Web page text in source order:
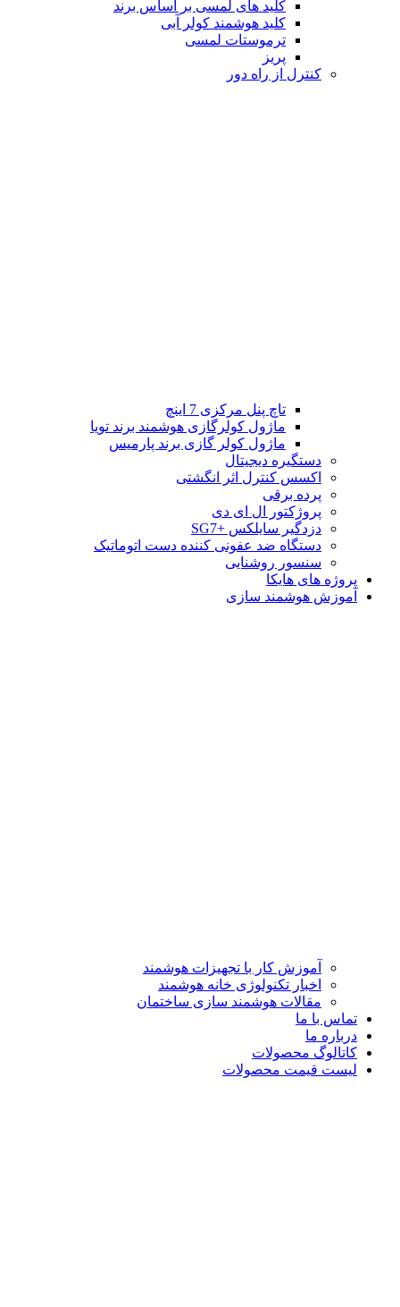
کلید های لمسی بر اساس برند
کلید هوشمند کولر آبی
ترموستات لمسی
پریز
کنترل از راه دور
تاچ پنل مرکزی 7 اینچ
ماژول کولرگازی هوشمند برند تویا
ماژول کولر گازی برند پارمیس
دستگیره دیجیتال
اکسس کنترل اثر انگشتی
پرده برقی
پروژکتور ال ای دی
دزدگیر سایلکس +SG7
دستگاه ضد عفونی کننده دست اتوماتیک
سنسور روشنایی
پروژه های هایکا
آموزش هوشمند سازی
آموزش کار با تجهیزات هوشمند
اخبار تکنولوژی خانه هوشمند
مقالات هوشمند سازی ساختمان
تماس با ما
درباره ما
کاتالوگ محصولات
لیست قیمت محصولات